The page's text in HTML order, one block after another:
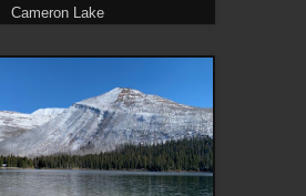
Cameron Lake